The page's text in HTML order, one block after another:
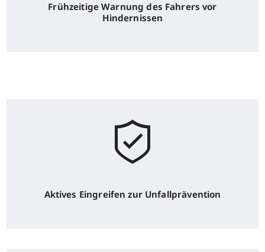
Frühzeitige Warnung des Fahrers vor
Hindernissen
Aktives Eingreifen zur Unfallprävention